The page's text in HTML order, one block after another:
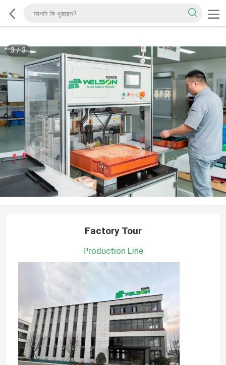
3/3
Factory Tour
Production Line